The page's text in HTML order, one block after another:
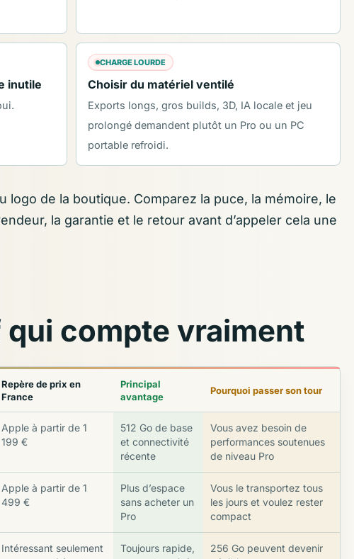
inutile
CHARGE LOURDE
Choisir du matériel ventilé
Exports longs, gros builds, 3D, IA locale et jeu
prolongé demandent plutôt un Pro ou un PC
portable refroidi.
logo de la boutique. Comparez la puce, la mémoire, le
la garantie et le retour avant d’appeler cela une
compte vraiment
Repère de prix en
France
Principal
avantage
Pourquoi passer son tour
Apple à partir de 1
199 €
512 Go de base
et connectivité
récente
Vous avez besoin de
performances soutenues
de niveau Pro
Apple à partir de 1
499 €
Plus d’espace
sans acheter un
Pro
Vous le transportez tous
les jours et voulez rester
compact
Intéressant seulement
Toujours rapide,
256 Go peuvent devenir